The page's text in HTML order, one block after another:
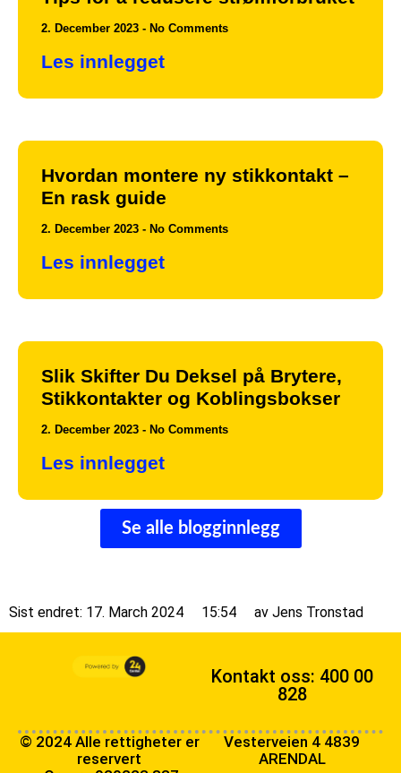
2. December 2023 No Comments
Les innlegget
Hvordan montere ny stikkontakt –
En rask guide
2. December 2023 No Comments
Les innlegget
Slik Skifter Du Deksel på Brytere,
Stikkontakter og Koblingsbokser
2. December 2023 No Comments
Les innlegget
Se alle blogginnlegg
Sist endret: 17. March 2024 15:54 av Jens Tronstad
Kontakt oss: 400 00
828
© 2024 Alle rettigheter er
reservert
Vesterveien 4 4839
ARENDAL